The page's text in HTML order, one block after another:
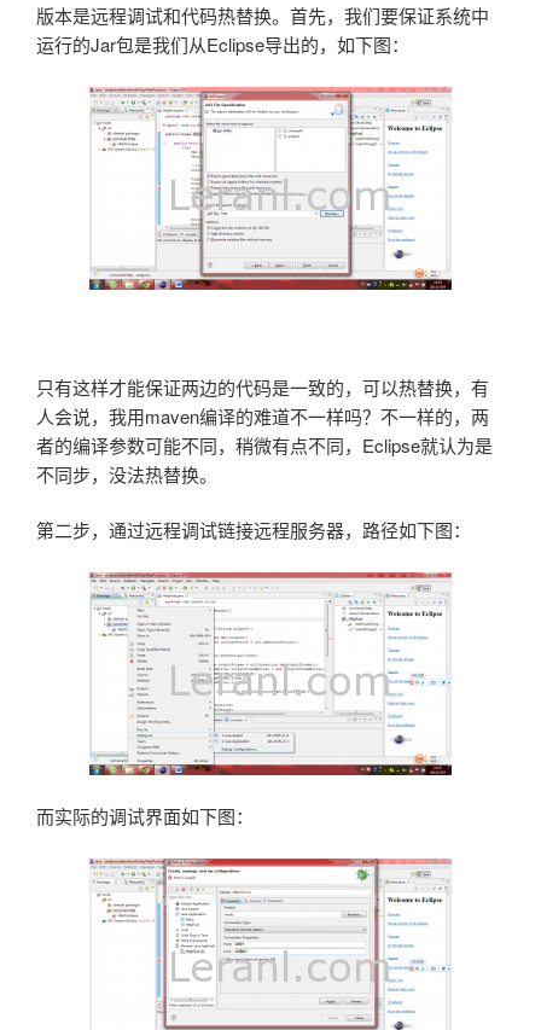
版本是远程调试和代码热替换。首先，我们要保证系统中
运行的Jar包是我们从Eclipse导出的，如下图：
只有这样才能保证两边的代码是一致的，可以热替换，有
人会说，我用maven编译的难道不一样吗？不一样的，两
者的编译参数可能不同，稍微有点不同，Eclipse就认为是
不同步，没法热替换。
第二步，通过远程调试链接远程服务器，路径如下图：
而实际的调试界面如下图：